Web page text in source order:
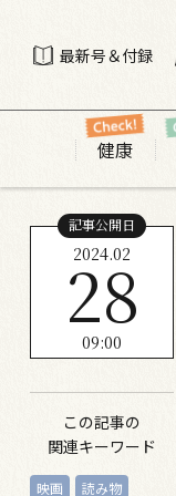
最新号＆付録
健康
記事公開日
2024.02
28
09:00
この記事の
関連キーワード
映画 読み物